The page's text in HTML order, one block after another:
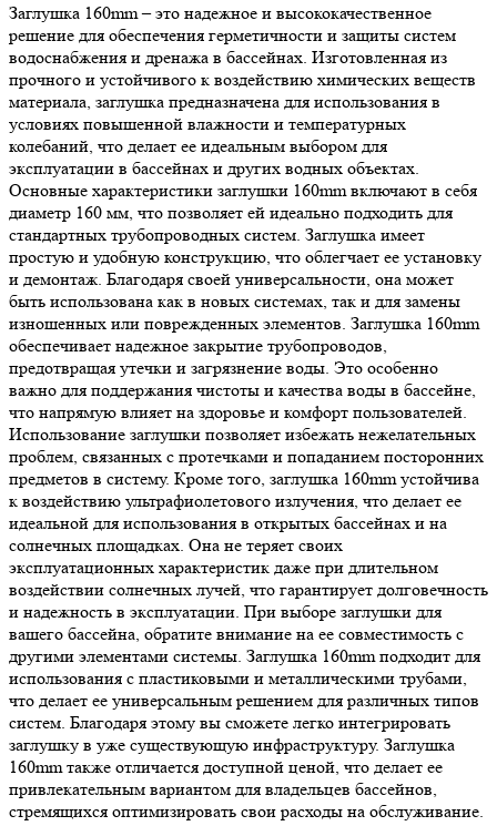
Заглушка 160mm – это надежное и высококачественное
решение для обеспечения герметичности и защиты систем
водоснабжения и дренажа в бассейнах. Изготовленная из
прочного и устойчивого к воздействию химических веществ
материала, заглушка предназначена для использования в
условиях повышенной влажности и температурных
колебаний, что делает ее идеальным выбором для
эксплуатации в бассейнах и других водных объектах.
Основные характеристики заглушки 160mm включают в себя
диаметр 160 мм, что позволяет ей идеально подходить для
стандартных трубопроводных систем. Заглушка имеет
простую и удобную конструкцию, что облегчает ее установку
и демонтаж. Благодаря своей универсальности, она может
быть использована как в новых системах, так и для замены
изношенных или поврежденных элементов. Заглушка 160mm
обеспечивает надежное закрытие трубопроводов,
предотвращая утечки и загрязнение воды. Это особенно
важно для поддержания чистоты и качества воды в бассейне,
что напрямую влияет на здоровье и комфорт пользователей.
Использование заглушки позволяет избежать нежелательных
проблем, связанных с протечками и попаданием посторонних
предметов в систему. Кроме того, заглушка 160mm устойчива
к воздействию ультрафиолетового излучения, что делает ее
идеальной для использования в открытых бассейнах и на
солнечных площадках. Она не теряет своих
эксплуатационных характеристик даже при длительном
воздействии солнечных лучей, что гарантирует долговечность
и надежность в эксплуатации. При выборе заглушки для
вашего бассейна, обратите внимание на ее совместимость с
другими элементами системы. Заглушка 160mm подходит для
использования с пластиковыми и металлическими трубами,
что делает ее универсальным решением для различных типов
систем. Благодаря этому вы сможете легко интегрировать
заглушку в уже существующую инфраструктуру. Заглушка
160mm также отличается доступной ценой, что делает ее
привлекательным вариантом для владельцев бассейнов,
стремящихся оптимизировать свои расходы на обслуживание.